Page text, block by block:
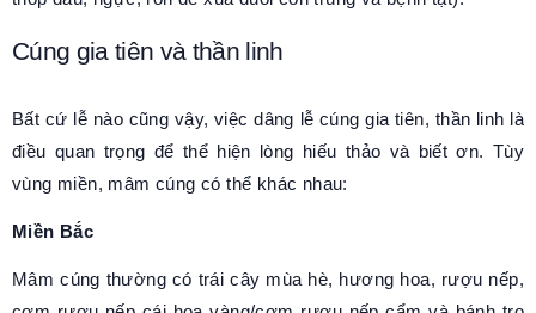
Cúng gia tiên và thần linh
Bất cứ lễ nào cũng vậy, việc dâng lễ cúng gia tiên, thần linh là
điều quan trọng để thể hiện lòng hiếu thảo và biết ơn. Tùy
vùng miền, mâm cúng có thể khác nhau:
Miền Bắc
Mâm cúng thường có trái cây mùa hè, hương hoa, rượu nếp,